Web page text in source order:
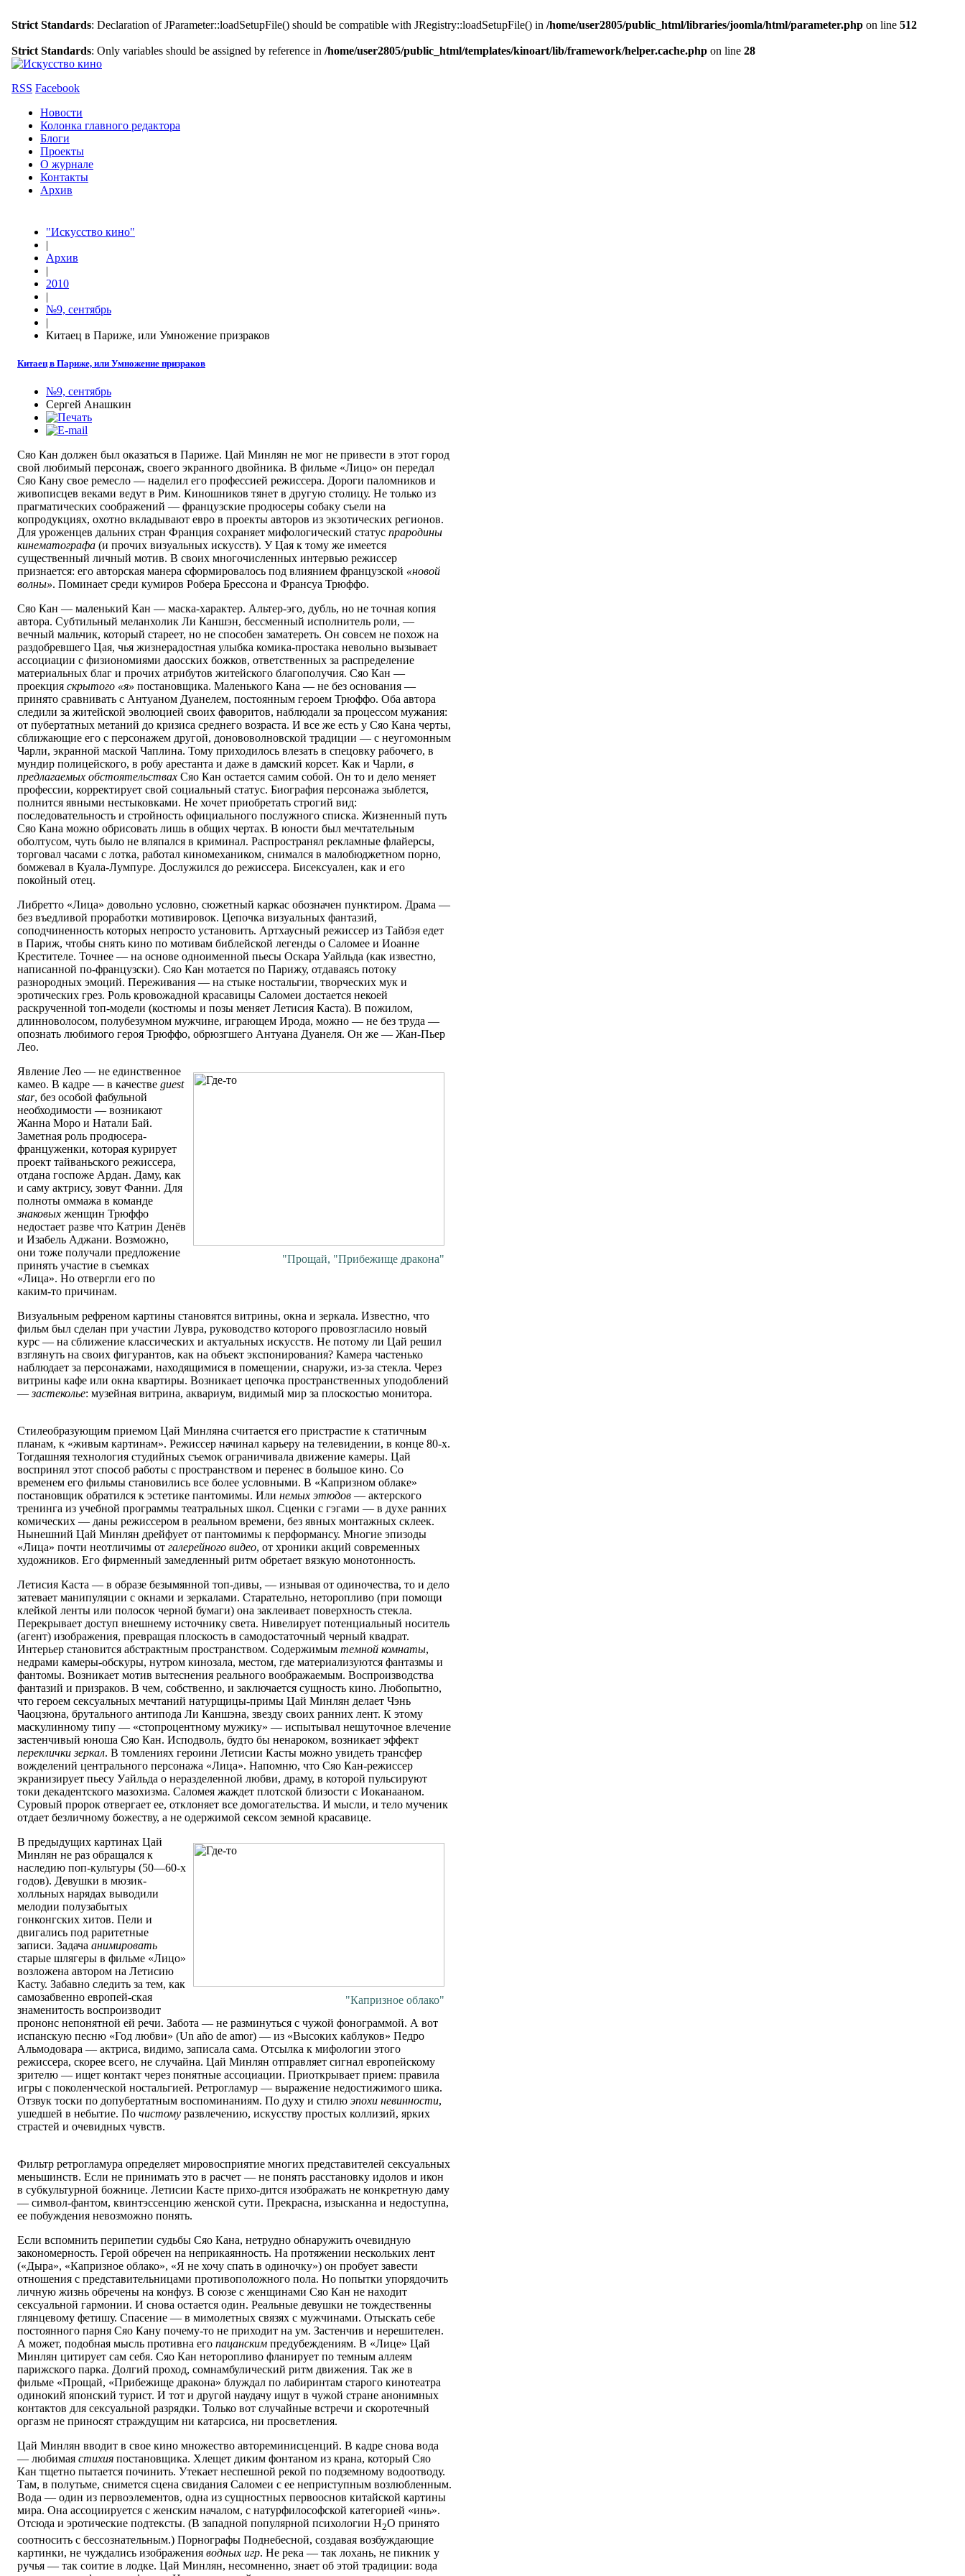
Strict Standards: Declaration of JParameter::loadSetupFile() should be compatible with JRegistry::loadSetupFile() in /home/user2805/public_html/libraries/joomla/html/parameter.php on line 512
Strict Standards: Only variables should be assigned by reference in /home/user2805/public_html/templates/kinoart/lib/framework/helper.cache.php on line 28
RSS Facebook
Новости
Колонка главного редактора
Блоги
Проекты
О журнале
Контакты
Архив
"Искусство кино"
|
Архив
|
2010
|
№9, сентябрь
|
Китаец в Париже, или Умножение призраков
Китаец в Париже, или Умножение призраков
№9, сентябрь
Сергей Анашкин
Сяо Кан должен был оказаться в Париже. Цай Минлян не мог не привести в этот город
свой любимый персонаж, своего экранного двойника. В фильме «Лицо» он передал
Сяо Кану свое ремесло — наделил его профессией режиссера. Дороги паломников и
живописцев веками ведут в Рим. Киношников тянет в другую столицу. Не только из
прагматических соображений — французские продюсеры собаку съели на
копродукциях, охотно вкладывают евро в проекты авторов из экзотических регионов.
Для уроженцев дальних стран Франция сохраняет мифологический статус прародины
кинематографа (и прочих визуальных искусств). У Цая к тому же имеется
существенный личный мотив. В своих многочисленных интервью режиссер
признается: его авторская манера сформировалось под влиянием французской «новой
волны». Поминает среди кумиров Робера Брессона и Франсуа Трюффо.
Сяо Кан — маленький Кан — маска-характер. Альтер-эго, дубль, но не точная копия
автора. Субтильный меланхолик Ли Каншэн, бессменный исполнитель роли, —
вечный мальчик, который стареет, но не способен заматереть. Он совсем не похож на
раздобревшего Цая, чья жизнерадостная улыбка комика-простака невольно вызывает
ассоциации с физиономиями даосских божков, ответственных за распределение
материальных благ и прочих атрибутов житейского благополучия. Сяо Кан —
проекция скрытого «я» постановщика. Маленького Кана — не без основания —
принято сравнивать с Антуаном Дуанелем, постоянным героем Трюффо. Оба автора
следили за житейской эволюцией своих фаворитов, наблюдали за процессом мужания:
от пубертатных метаний до кризиса среднего возраста. И все же есть у Сяо Кана черты,
сближающие его с персонажем другой, донововолновской традиции — с неугомонным
Чарли, экранной маской Чаплина. Тому приходилось влезать в спецовку рабочего, в
мундир полицейского, в робу арестанта и даже в дамский корсет. Как и Чарли, в
предлагаемых обстоятельствах Сяо Кан остается самим собой. Он то и дело меняет
профессии, корректирует свой социальный статус. Биография персонажа зыблется,
полнится явными нестыковками. Не хочет приобретать строгий вид:
последовательность и стройность официального послужного списка. Жизненный путь
Сяо Кана можно обрисовать лишь в общих чертах. В юности был мечтательным
оболтусом, чуть было не вляпался в криминал. Распространял рекламные флайерсы,
торговал часами с лотка, работал киномехаником, снимался в малобюджетном порно,
бомжевал в Куала-Лумпуре. Дослужился до режиссера. Бисексуален, как и его
покойный отец.
Либретто «Лица» довольно условно, сюжетный каркас обозначен пунктиром. Драма —
без въедливой проработки мотивировок. Цепочка визуальных фантазий,
соподчиненность которых непросто установить. Артхаусный режиссер из Тайбэя едет
в Париж, чтобы снять кино по мотивам библейской легенды о Саломее и Иоанне
Крестителе. Точнее — на основе одноименной пьесы Оскара Уайльда (как известно,
написанной по-французски). Сяо Кан мотается по Парижу, отдаваясь потоку
разнородных эмоций. Переживания — на стыке ностальгии, творческих мук и
эротических грез. Роль кровожадной красавицы Саломеи достается некоей
раскрученной топ-модели (костюмы и позы меняет Летисия Каста). В пожилом,
длинноволосом, полубезумном мужчине, играющем Ирода, можно — не без труда —
опознать любимого героя Трюффо, обрюзгшего Антуана Дуанеля. Он же — Жан-Пьер
Лео.
"Прощай, "Прибежище дракона"
Явление Лео — не единственное
камео. В кадре — в качестве guest
star, без особой фабульной
необходимости — возникают
Жанна Моро и Натали Бай.
Заметная роль продюсера-
француженки, которая курирует
проект тайваньского режиссера,
отдана госпоже Ардан. Даму, как
и саму актрису, зовут Фанни. Для
полноты оммажа в команде
знаковых женщин Трюффо
недостает разве что Катрин Денёв
и Изабель Аджани. Возможно,
они тоже получали предложение
принять участие в съемках
«Лица». Но отвергли его по
каким-то причинам.
Визуальным рефреном картины становятся витрины, окна и зеркала. Известно, что
фильм был сделан при участии Лувра, руководство которого провозгласило новый
курс — на сближение классических и актуальных искусств. Не потому ли Цай решил
взглянуть на своих фигурантов, как на объект экспонирования? Камера частенько
наблюдает за персонажами, находящимися в помещении, снаружи, из-за стекла. Через
витрины кафе или окна квартиры. Возникает цепочка пространственных уподоблений
—застеколье: музейная витрина, аквариум, видимый мир за плоскостью монитора.
Стилеобразующим приемом Цай Минляна считается его пристрастие к статичным
планам, к «живым картинам». Режиссер начинал карьеру на телевидении, в конце 80-х.
Тогдашняя технология студийных съемок ограничивала движение камеры. Цай
воспринял этот способ работы с пространством и перенес в большое кино. Со
временем его фильмы становились все более условными. В «Капризном облаке»
постановщик обратился к эстетике пантомимы. Или немых этюдов — актерского
тренинга из учебной программы театральных школ. Сценки с гэгами — в духе ранних
комических — даны режиссером в реальном времени, без явных монтажных склеек.
Нынешний Цай Минлян дрейфует от пантомимы к перформансу. Многие эпизоды
«Лица» почти неотличимы от галерейного видео, от хроники акций современных
художников. Его фирменный замедленный ритм обретает вязкую монотонность.
Летисия Каста — в образе безымянной топ-дивы, — изнывая от одиночества, то и дело
затевает манипуляции с окнами и зеркалами. Старательно, неторопливо (при помощи
клейкой ленты или полосок черной бумаги) она заклеивает поверхность стекла.
Перекрывает доступ внешнему источнику света. Нивелирует потенциальный носитель
(агент) изображения, превращая плоскость в самодостаточный черный квадрат.
Интерьер становится абстрактным пространством. Содержимым темной комнаты,
недрами камеры-обскуры, нутром кинозала, местом, где материализуются фантазмы и
фантомы. Возникает мотив вытеснения реального воображаемым. Воспроизводства
фантазий и призраков. В чем, собственно, и заключается сущность кино. Любопытно,
что героем сексуальных мечтаний натурщицы-примы Цай Минлян делает Чэнь
Чаоцзюна, брутального антипода Ли Каншэна, звезду своих ранних лент. К этому
маскулинному типу — «стопроцентному мужику» — испытывал нешуточное влечение
застенчивый юноша Сяо Кан. Исподволь, будто бы ненароком, возникает эффект
переклички зеркал. В томлениях героини Летисии Касты можно увидеть трансфер
вожделений центрального персонажа «Лица». Напомню, что Сяо Кан-режиссер
экранизирует пьесу Уайльда о неразделенной любви, драму, в которой пульсируют
токи декадентского мазохизма. Саломея жаждет плотской близости с Иоканааном.
Суровый пророк отвергает ее, отклоняет все домогательства. И мысли, и тело мученик
отдает безличному божеству, а не одержимой сексом земной красавице.
"Капризное облако"
В предыдущих картинах Цай
Минлян не раз обращался к
наследию поп-культуры (50—60-х
годов). Девушки в мюзик-
холльных нарядах выводили
мелодии полузабытых
гонконгских хитов. Пели и
двигались под раритетные
записи. Задача анимировать
старые шлягеры в фильме «Лицо»
возложена автором на Летисию
Касту. Забавно следить за тем, как
самозабвенно европей-ская
знаменитость воспроизводит
прононс непонятной ей речи. Забота — не разминуться с чужой фонограммой. А вот
испанскую песню «Год любви» (Un año de amor) — из «Высоких каблуков» Педро
Альмодовара — актриса, видимо, записала сама. Отсылка к мифологии этого
режиссера, скорее всего, не случайна. Цай Минлян отправляет сигнал европейскому
зрителю — ищет контакт через понятные ассоциации. Приоткрывает прием: правила
игры с поколенческой ностальгией. Ретрогламур — выражение недостижимого шика.
Отзвук тоски по допубертатным воспоминаниям. По духу и стилю эпохи невинности,
ушедшей в небытие. По чистому развлечению, искусству простых коллизий, ярких
страстей и очевидных чувств.
Фильтр ретрогламура определяет мировосприятие многих представителей сексуальных
меньшинств. Если не принимать это в расчет — не понять расстановку идолов и икон
в субкультурной божнице. Летисии Касте прихо-дится изображать не конкретную даму
— символ-фантом, квинтэссенцию женской сути. Прекрасна, изысканна и недоступна,
ее побуждения невозможно понять.
Если вспомнить перипетии судьбы Сяо Кана, нетрудно обнаружить очевидную
закономерность. Герой обречен на неприкаянность. На протяжении нескольких лент
(«Дыра», «Капризное облако», «Я не хочу спать в одиночку») он пробует завести
отношения с представительницами противоположного пола. Но попытки упорядочить
личную жизнь обречены на конфуз. В союзе с женщинами Сяо Кан не находит
сексуальной гармонии. И снова остается один. Реальные девушки не тождественны
глянцевому фетишу. Спасение — в мимолетных связях с мужчинами. Отыскать себе
постоянного парня Сяо Кану почему-то не приходит на ум. Застенчив и нерешителен.
А может, подобная мысль противна его пацанским предубеждениям. В «Лице» Цай
Минлян цитирует сам себя. Сяо Кан неторопливо фланирует по темным аллеям
парижского парка. Долгий проход, сомнамбулический ритм движения. Так же в
фильме «Прощай, «Прибежище дракона» блуждал по лабиринтам старого кинотеатра
одинокий японский турист. И тот и другой наудачу ищут в чужой стране анонимных
контактов для сексуальной разрядки. Только вот случайные встречи и скоротечный
оргазм не приносят страждущим ни катарсиса, ни просветления.
Цай Минлян вводит в свое кино множество автореминисценций. В кадре снова вода
— любимая стихия постановщика. Хлещет диким фонтаном из крана, который Сяо
Кан тщетно пытается починить. Утекает неспешной рекой по подземному водоотводу.
Там, в полутьме, снимется сцена свидания Саломеи с ее неприступным возлюбленным.
Вода — один из первоэлементов, одна из сущностных первооснов китайской картины
мира. Она ассоциируется с женским началом, с натурфилософской категорией «инь».
Отсюда и эротические подтексты. (В западной популярной психологии Н2О принято
соотносить с бессознательным.) Порнографы Поднебесной, создавая возбуждающие
картинки, не чуждались изображения водных игр. Не река — так лохань, не пикник у
ручья — так соитие в лодке. Цай Минлян, несомненно, знает об этой традиции: вода